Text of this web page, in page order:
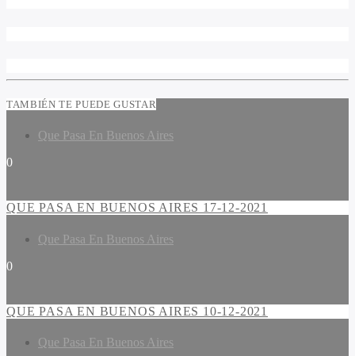
TAMBIÉN TE PUEDE GUSTAR
Que Pasa En Buenos Aires
0
QUE PASA EN BUENOS AIRES 17-12-2021
Que Pasa En Buenos Aires
0
QUE PASA EN BUENOS AIRES 10-12-2021
Que Pasa En Buenos Aires